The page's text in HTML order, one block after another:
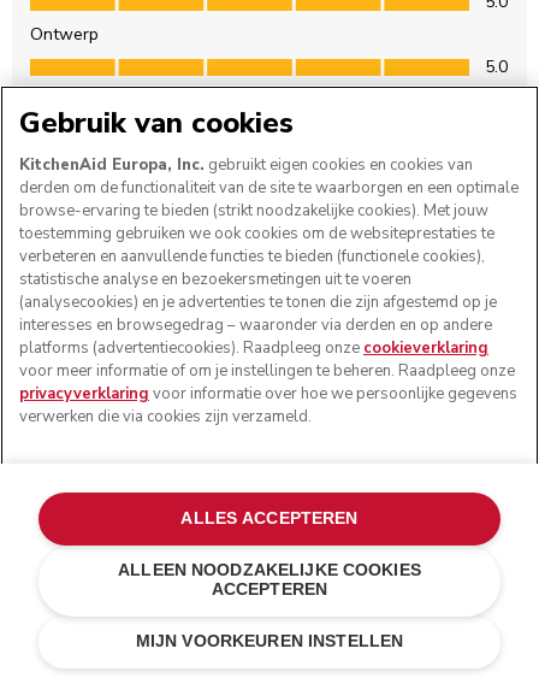
Kosten besparen€ 49,80
Gebruik van cookies
KitchenAid Europa, Inc. gebruikt eigen cookies en cookies van
derden om de functionaliteit van de site te waarborgen en een optimale
browse-ervaring te bieden (strikt noodzakelijke cookies). Met jouw
toestemming gebruiken we ook cookies om de websiteprestaties te
verbeteren en aanvullende functies te bieden (functionele cookies),
statistische analyse en bezoekersmetingen uit te voeren
(analysecookies) en je advertenties te tonen die zijn afgestemd op je
interesses en browsegedrag – waaronder via derden en op andere
platforms (advertentiecookies). Raadpleeg onze cookieverklaring
voor meer informatie of om je instellingen te beheren. Raadpleeg onze
privacyverklaring voor informatie over hoe we persoonlijke gegevens
verwerken die via cookies zijn verzameld.
MIJN VOORKEUREN INSTELLEN
ALLEEN NOODZAKELIJKE COOKIES
ACCEPTEREN
ALLES ACCEPTEREN